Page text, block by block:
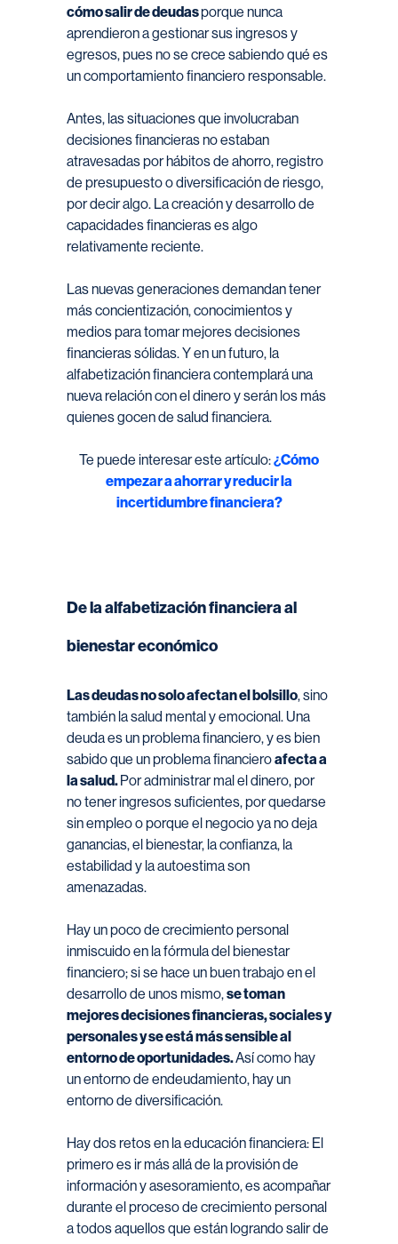
cómo salir de deudasporque nunca
aprendieron a gestionar sus ingresos y
egresos, pues no se crece sabiendo qué es
un comportamiento financiero responsable.
Antes, las situaciones que involucraban
decisiones financieras no estaban
atravesadas por hábitos de ahorro, registro
de presupuesto o diversificación de riesgo,
por decir algo. La creación y desarrollo de
capacidades financieras es algo
relativamente reciente.
Las nuevas generaciones demandan tener
más concientización, conocimientos y
medios para tomar mejores decisiones
financieras sólidas. Y en un futuro, la
alfabetización financiera contemplará una
nueva relación con el dinero y serán los más
quienes gocen de salud financiera.
Te puede interesar este artículo:¿Cómo
empezar a ahorrar y reducir la
incertidumbre financiera?
De la alfabetización financiera al
bienestar económico
Las deudas no solo afectan el bolsillo, sino
también la salud mental y emocional. Una
deuda es un problema financiero, y es bien
sabido que un problema financieroafecta a
la salud. Por administrar mal el dinero, por
no tener ingresos suficientes, por quedarse
sin empleo o porque el negocio ya no deja
ganancias, el bienestar, la confianza, la
estabilidad y la autoestima son
amenazadas.
Hay un poco de crecimiento personal
inmiscuido en la fórmula del bienestar
financiero; si se hace un buen trabajo en el
desarrollo de unos mismo,se toman
mejores decisiones financieras, sociales y
personales y se está más sensible al
entorno de oportunidades.Así como hay
un entorno de endeudamiento, hay un
entorno de diversificación.
Hay dos retos en la educación financiera: El
primero es ir más allá de la provisión de
información y asesoramiento, es acompañar
durante el proceso de crecimiento personal
a todos aquellos que están logrando salir de